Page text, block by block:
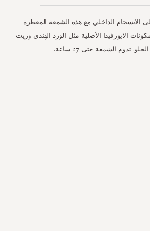
الانسجام الداخلي مع هذه الشمعة المعطرة
الايورفيدا الأصلية مثل الورد الهندي وزيت
تدوم الشمعة حتى 27 ساعة.